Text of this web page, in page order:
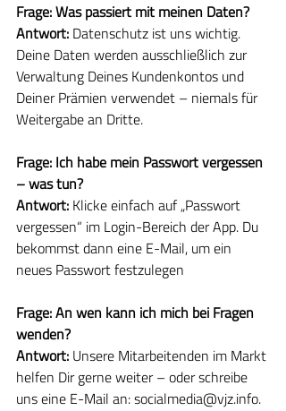
Frage: Was passiert mit meinen Daten?
Antwort: Datenschutz ist uns wichtig.
Deine Daten werden ausschließlich zur
Verwaltung Deines Kundenkontos und
Deiner Prämien verwendet – niemals für
Weitergabe an Dritte.
Frage: Ich habe mein Passwort vergessen
– was tun?
Antwort: Klicke einfach auf „Passwort
vergessen“ im Login-Bereich der App. Du
bekommst dann eine E-Mail, um ein
neues Passwort festzulegen
Frage: An wen kann ich mich bei Fragen
wenden?
Antwort: Unsere Mitarbeitenden im Markt
helfen Dir gerne weiter – oder schreibe
uns eine E-Mail an: socialmedia@vjz.info.